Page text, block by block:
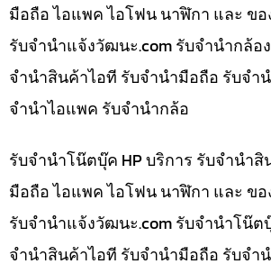
มือถือ ไอแพค ไอโฟน นาฬิกา และ ข
รับจํานําแจ้งวัฒนะ.com รับจำนำกล้อ
จำนำสินค้าไอที รับจำนำมือถือ รับจำ
จำนำไอแพค รับจำนำกล้อ
รับจำนำโน๊ตบุ๊ค HP บริการ รับจำนำ
มือถือ ไอแพค ไอโฟน นาฬิกา และ ข
รับจํานําแจ้งวัฒนะ.com รับจำนำโน๊ต
จำนำสินค้าไอที รับจำนำมือถือ รับจำ